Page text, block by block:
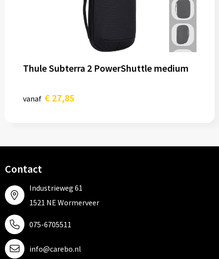
Thule Subterra 2 PowerShuttle medium
vanaf € 27,85
Contact
Industrieweg 61
1521 NE Wormerveer
075-6705511
info@carebo.nl